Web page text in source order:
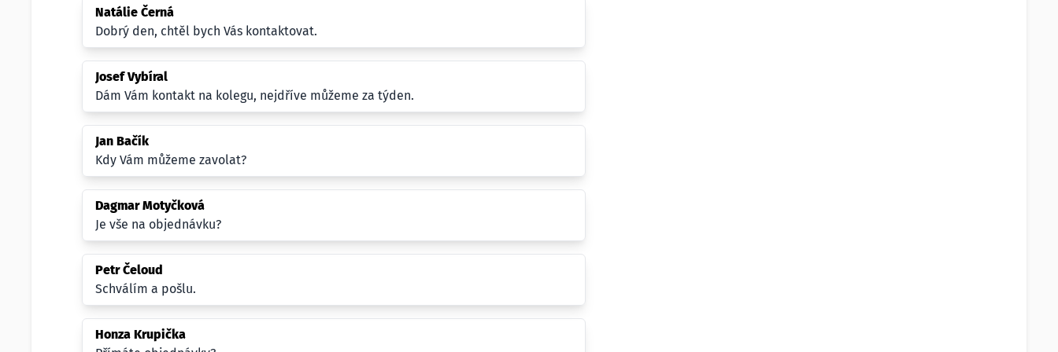
Natálie Černá
Dobrý den, chtěl bych Vás kontaktovat.
Josef Vybíral
Dám Vám kontakt na kolegu, nejdříve můžeme za týden.
Jan Bačík
Kdy Vám můžeme zavolat?
Dagmar Motyčková
Je vše na objednávku?
Petr Čeloud
Schválím a pošlu.
Honza Krupička